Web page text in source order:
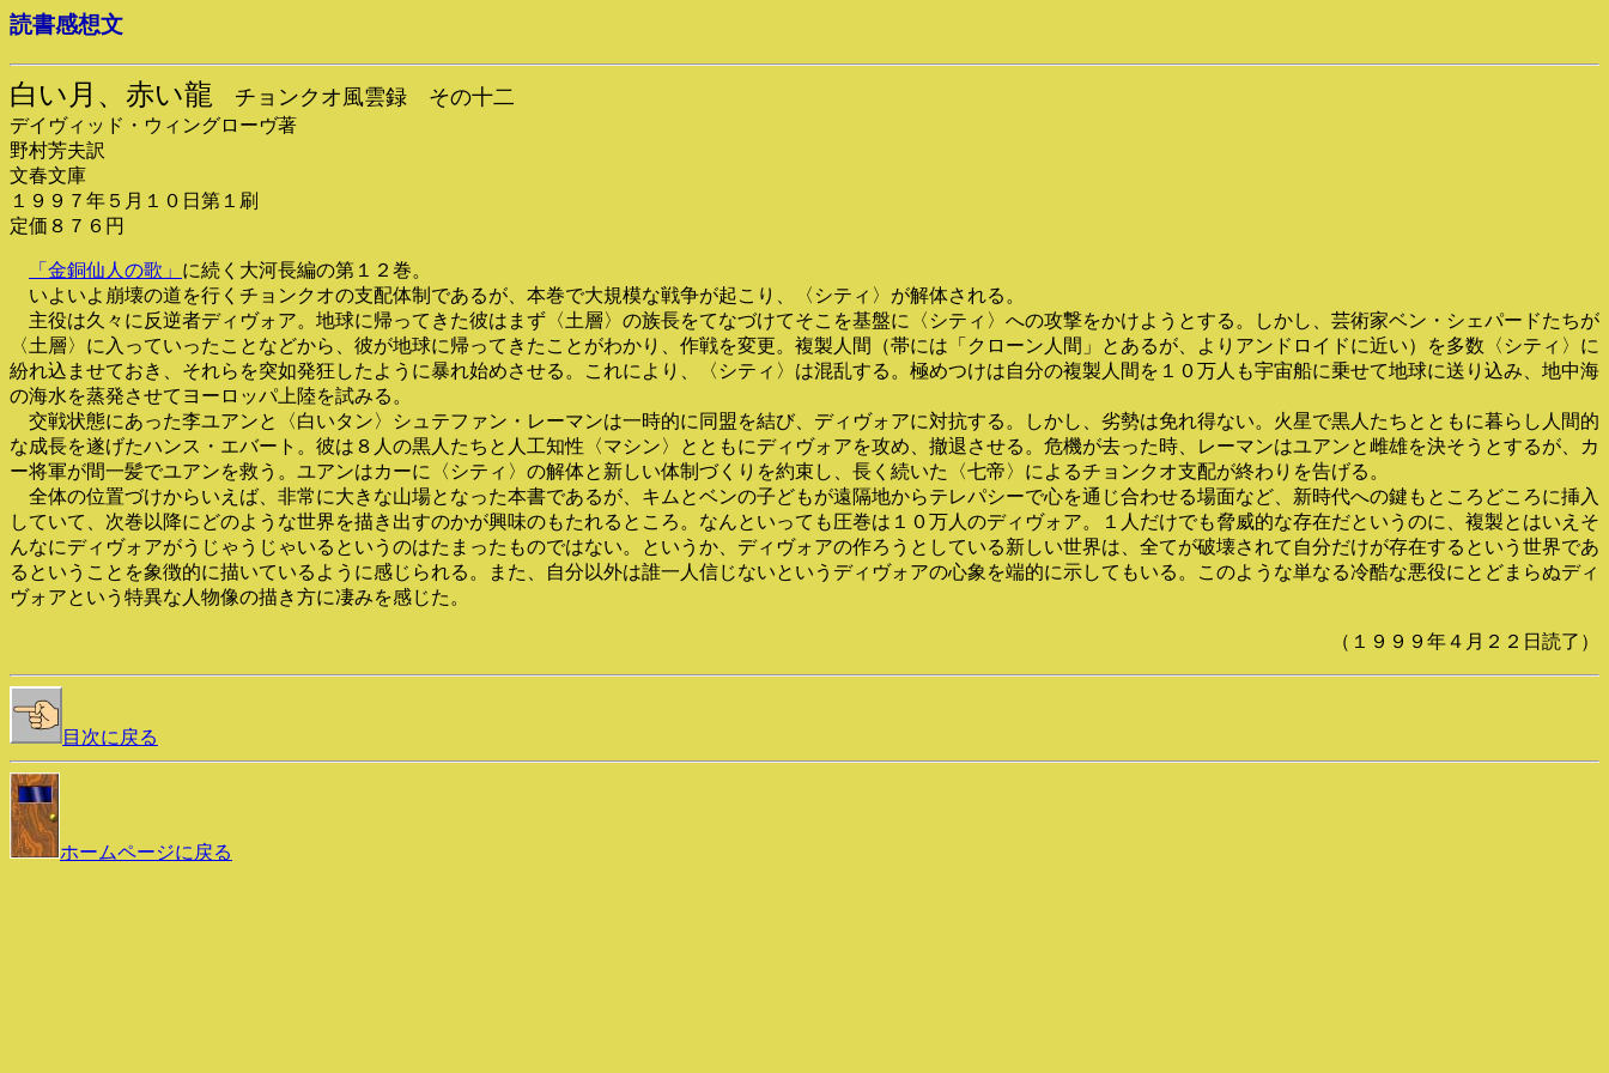
読書感想文
白い月、赤い龍 チョンクオ風雲録 その十二
デイヴィッド・ウィングローヴ著
野村芳夫訳
文春文庫
１９９７年５月１０日第１刷
定価８７６円
「金銅仙人の歌」 に続く大河長編の第１２巻。
いよいよ崩壊の道を行くチョンクオの支配体制であるが、本巻で大規模な戦争が起こり、〈シティ〉が解体される。
主役は久々に反逆者ディヴォア。地球に帰ってきた彼はまず〈土層〉の族長をてなづけてそこを基盤に〈シティ〉への攻撃をかけようとする。しかし、芸術家ベン・シェパードたちが
〈土層〉に入っていったことなどから、彼が地球に帰ってきたことがわかり、作戦を変更。複製人間（帯には「クローン人間」とあるが、よりアンドロイドに近い）を多数〈シティ〉に
紛れ込ませておき、それらを突如発狂したように暴れ始めさせる。これにより、〈シティ〉は混乱する。極めつけは自分の複製人間を１０万人も宇宙船に乗せて地球に送り込み、地中海
の海水を蒸発させてヨーロッパ上陸を試みる。
交戦状態にあった李ユアンと〈白いタン〉シュテファン・レーマンは一時的に同盟を結び、ディヴォアに対抗する。しかし、劣勢は免れ得ない。火星で黒人たちとともに暮らし人間的
な成長を遂げたハンス・エバート。彼は８人の黒人たちと人工知性〈マシン〉とともにディヴォアを攻め、撤退させる。危機が去った時、レーマンはユアンと雌雄を決そうとするが、カ
ー将軍が間一髪でユアンを救う。ユアンはカーに〈シティ〉の解体と新しい体制づくりを約束し、長く続いた〈七帝〉によるチョンクオ支配が終わりを告げる。
全体の位置づけからいえば、非常に大きな山場となった本書であるが、キムとベンの子どもが遠隔地からテレパシーで心を通じ合わせる場面など、新時代への鍵もところどころに挿入
していて、次巻以降にどのような世界を描き出すのかが興味のもたれるところ。なんといっても圧巻は１０万人のディヴォア。１人だけでも脅威的な存在だというのに、複製とはいえそ
んなにディヴォアがうじゃうじゃいるというのはたまったものではない。というか、ディヴォアの作ろうとしている新しい世界は、全てが破壊されて自分だけが存在するという世界であ
るということを象徴的に描いているように感じられる。また、自分以外は誰一人信じないというディヴォアの心象を端的に示してもいる。このような単なる冷酷な悪役にとどまらぬディ
ヴォアという特異な人物像の描き方に凄みを感じた。
（１９９９年４月２２日読了）
目次に戻る
ホームページに戻る